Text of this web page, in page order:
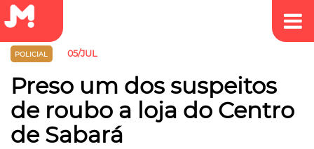
POLICIAL 05/JUL
Preso um dos suspeitos
de roubo a loja do Centro
de Sabará